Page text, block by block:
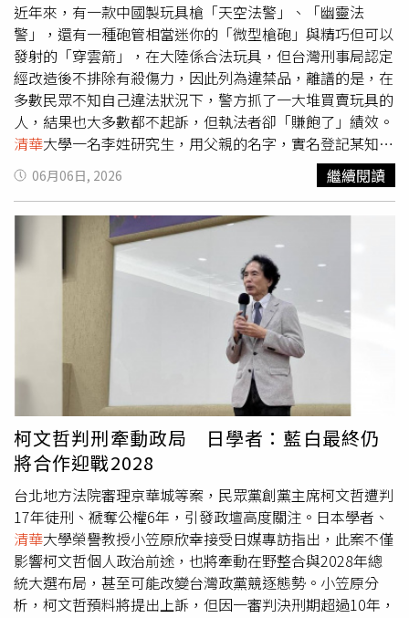
近年來，有一款中國製玩具槍「天空法警」、「幽靈法
警」，還有一種砲管相當迷你的「微型槍砲」與精巧但可以
發射的「穿雲箭」，在大陸係合法玩具，但台灣刑事局認定
經改造後不排除有殺傷力，因此列為違禁品，離譜的是，在
多數民眾不知自己違法狀況下，警方抓了一大堆買賣玩具的
人，結果也大多數都不起訴，但執法者卻「賺飽了」績效。
清華大學一名李姓研究生，用父親的名字，實名登記某知名
電商平台帳號，然後他將這個帳號借給中國籍的學長，糟糕
的是，學長竟然利用這個帳號販賣在大陸相當受歡迎「天空
法警」玩具左輪手槍，李生因此觸法，被台中地檢署依槍砲
罪起訴，一審獲判無罪，檢察官不服上訴。曾任高檢署檢察
官的王捷拓律師指出，「天空法警」玩具槍的設計，是用左
輪發射軟塑膠子彈，「理論上」可以改造成有殺傷力的武
器，問題是，其槍管直徑跟筷子差不多，沒有相對應子彈可
以發射；就算有心人士特別去打造一款「迷你子彈」可以用
這種玩具槍發射，殺傷力也相當有限。有多年打擊犯罪經驗
的王捷拓強調：「這些檢警人員都知道，沒有一個做壞事的
人會去改這種才賣一千多元的玩具槍，兄弟持這種槍根本沒
行情！辦他們的警察，更是心知肚明，他們抓的人，就真的
是在賣玩具給玩家；此外，這些網購平台都是實名制登錄
的，如果真要販賣槍火，怎麼會大刺刺在『淘寶』等電商平
台交易呢？」屏東詹姓男子進口大陸玩具槍，卻被警察大陣
仗當成軍火大亨究辦。（圖／報系資料照）台中市二分局抓
李姓研究生還不算離譜，屏東潮洲一名詹姓男子，被查獲進
貨「天空法警」、「幽靈左輪」共十八組，結果警方以破獲
軍火集團的規格發佈新聞，媒體也照單全收，彷彿這個玩具
商是軍火大亨。王捷拓指出，可惡的是，有許多辦案人員缺
乏績效，上網買槍，然後將包裝盒拆開、故意不附說明書，
06月06日, 2026 繼續閱讀
柯文哲判刑牽動政局 日學者：藍白最終仍
將合作迎戰2028
台北地方法院審理京華城等案，民眾黨創黨主席柯文哲遭判
17年徒刑、褫奪公權6年，引發政壇高度關注。日本學者、
清華大學榮譽教授小笠原欣幸接受日媒專訪指出，此案不僅
影響柯文哲個人政治前途，也將牽動在野整合與2028年總
統大選布局，甚至可能改變台灣政黨競逐態勢。小笠原分
析，柯文哲預料將提出上訴，但因一審判決刑期超過10年，